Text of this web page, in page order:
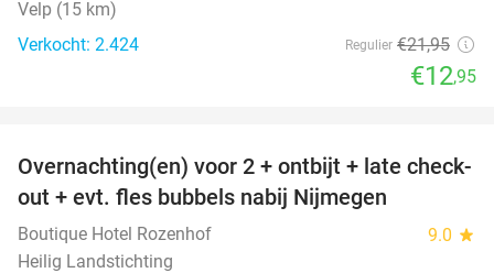
Velp (15 km)
Verkocht: 2.424
Regulier €21,95
€12,95
53%
Overnachting(en) voor 2 + ontbijt + late check-
out + evt. fles bubbels nabij Nijmegen
Boutique Hotel Rozenhof 9.0 star
Heilig Landstichting